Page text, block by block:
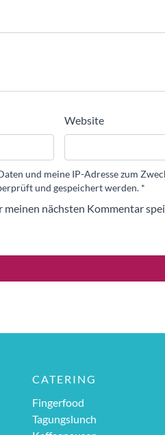
Website
und meine IP-Adresse zum
und gespeichert werden. *
nächsten Kommentar
CATERING
Fingerfood
Tagungslunch